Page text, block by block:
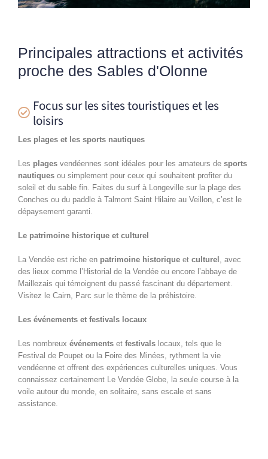
Principales attractions et activités
proche des Sables d'Olonne
Focus sur les sites touristiques et les
loisirs
Les plages et les sports nautiques
Les plages vendéennes sont idéales pour les amateurs de sports
nautiques ou simplement pour ceux qui souhaitent profiter du
soleil et du sable fin. Faites du surf à Longeville sur la plage des
Conches ou du paddle à Talmont Saint Hilaire au Veillon, c’est le
dépaysement garanti.
Le patrimoine historique et culturel
La Vendée est riche en patrimoine historique et culturel
, avec
des lieux comme l’Historial de la Vendée ou encore l’abbaye de
Maillezais qui témoignent du passé fascinant du département.
Visitez le Cairn, Parc sur le thème de la préhistoire.
Les événements et festivals locaux
Les nombreux événements et festivals locaux, tels que le
Festival de Poupet ou la Foire des Minées, rythment la vie
vendéenne et offrent des expériences culturelles uniques. Vous
connaissez certainement Le Vendée Globe, la seule course à la
voile autour du monde, en solitaire, sans escale et sans
assistance.